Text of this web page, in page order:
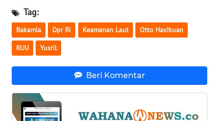
Tag:
Bakamla Dpr Ri Keamanan Laut Otto Hasibuan
RUU Yusril
Beri Komentar
WN
BABEL
WN
SUMSEL